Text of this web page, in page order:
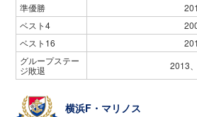
準優勝
ベスト4
ベスト16
グループステー
ジ敗退
2013
横浜F・マリノス